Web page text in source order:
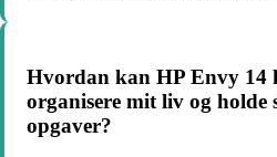
Hvordan kan HP Envy 14
organisere mit liv og holde
opgaver?